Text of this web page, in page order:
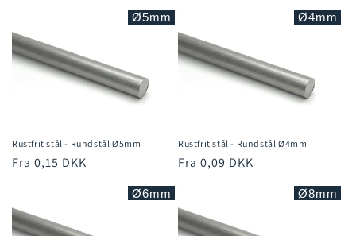
t
i
:
Rustfrit stål - Rundstål Ø5mm
Normalpris
Fra 0,15 DKK
Ø5mm
Rustfrit stål - Rundstål Ø4mm
Normalpris
Fra 0,09 DKK
Ø4mm
Ø6mm Ø8mm